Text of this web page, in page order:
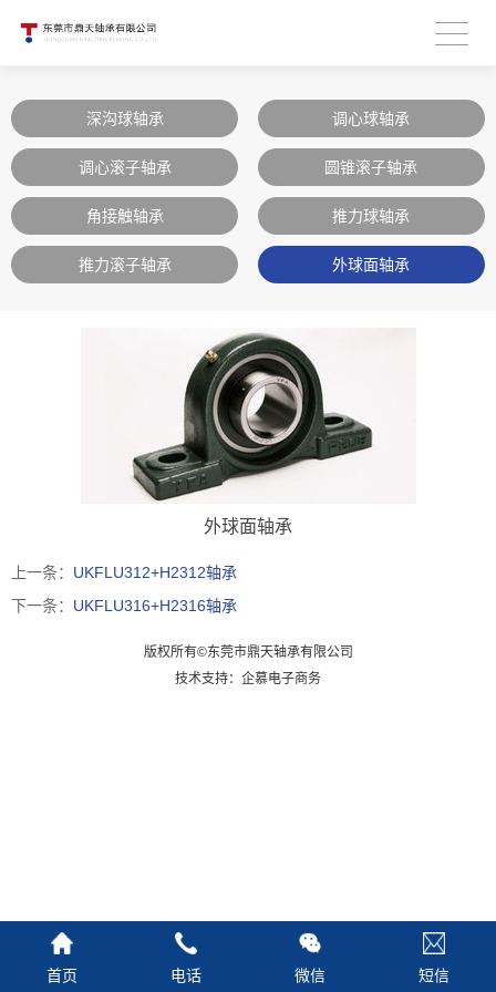
深沟球轴承 调心球轴承
调心滚子轴承 圆锥滚子轴承
角接触轴承 推力球轴承
推力滚子轴承 外球面轴承
外球面轴承
上一条： UKFLU312+H2312轴承
下一条： UKFLU316+H2316轴承
首页 电话 微信 短信
版权所有©东莞市鼎天轴承有限公司
技术支持：企慕电子商务